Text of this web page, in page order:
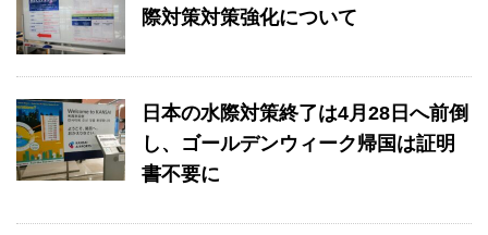
際対策対策強化について
日本の水際対策終了は4月28日へ前倒
し、ゴールデンウィーク帰国は証明
書不要に